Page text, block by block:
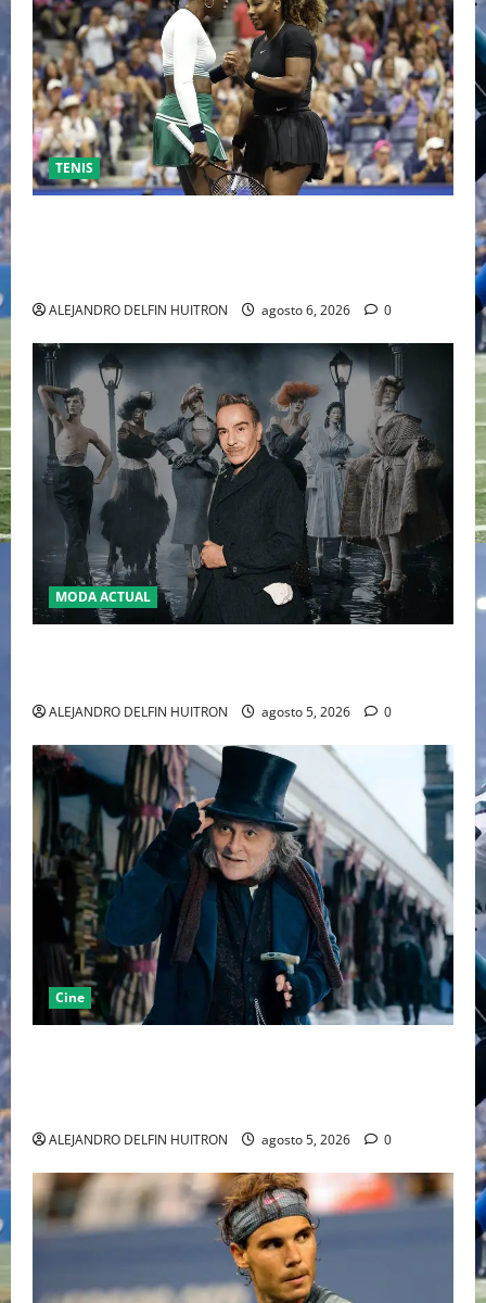
TENIS
ALEJANDRO DELFIN HUITRON agosto 6, 2026 0
MODA ACTUAL
ALEJANDRO DELFIN HUITRON agosto 5, 2026 0
Cine
ALEJANDRO DELFIN HUITRON agosto 5, 2026 0